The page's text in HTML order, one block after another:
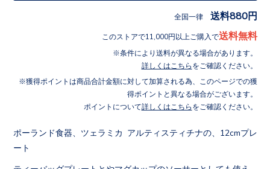
全国一律 送料880円
このストアで11,000円以上ご購入で送料無料
条件により送料が異なる場合があります。
詳しくはこちら をご確認ください。
獲得ポイントは商品合計金額に対して加算される為、このページでの獲
得ポイントと異なる場合がございます。
ポイントについて詳しくはこちら をご確認ください。
ポーランド食器、ツェラミカ アルティスティチナの、12cmプレ
ート